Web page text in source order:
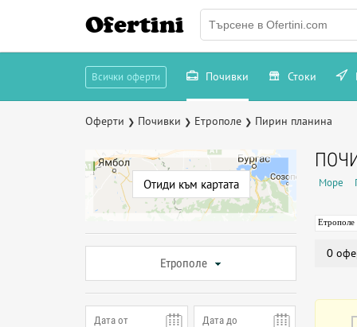
Ofertini
Всички оферти Почивки Стоки
Оферти ❯ Почивки ❯ Етрополе ❯ Пирин планина
Отиди към картата
Етрополе
Море
Етрополе
0